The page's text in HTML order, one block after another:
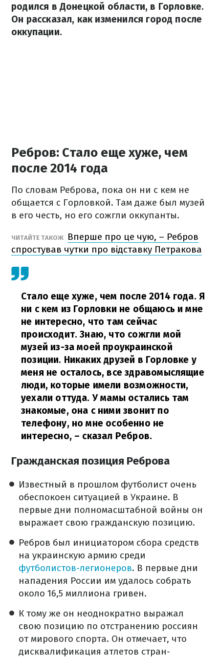
родился в Донецкой области, в Горловке.
Он рассказал, как изменился город после
оккупации.
Ребров: Стало еще хуже, чем
после 2014 года
По словам Реброва, пока он ни с кем не
общается с Горловкой. Там даже был музей
в его честь, но его сожгли оккупанты.
ЧИТАЙТЕ ТАКОЖ
Вперше про це чую, – Ребров
спростував чутки про відставку Петракова
Стало еще хуже, чем после 2014 года. Я
ни с кем из Горловки не общаюсь и мне
не интересно, что там сейчас
происходит. Знаю, что сожгли мой
музей из-за моей проукраинской
позиции. Никаких друзей в Горловке у
меня не осталось, все здравомыслящие
люди, которые имели возможности,
уехали оттуда. У мамы остались там
знакомые, она с ними звонит по
телефону, но мне особенно не
интересно, – сказал Ребров.
Гражданская позиция Реброва
Известный в прошлом футболист очень
обеспокоен ситуацией в Украине. В
первые дни полномасштабной войны он
выражает свою гражданскую позицию.
Ребров был инициатором сбора средств
на украинскую армию среди
футболистов-легионеров. В первые дни
нападения России им удалось собрать
около 16,5 миллиона гривен.
К тому же он неоднократно выражал
свою позицию по отстранению россиян
от мирового спорта. Он отмечает, что
дисквалификация атлетов стран-